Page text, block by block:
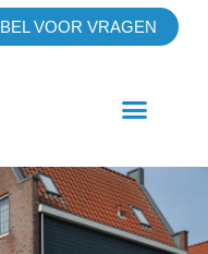
BEL VOOR VRAGEN